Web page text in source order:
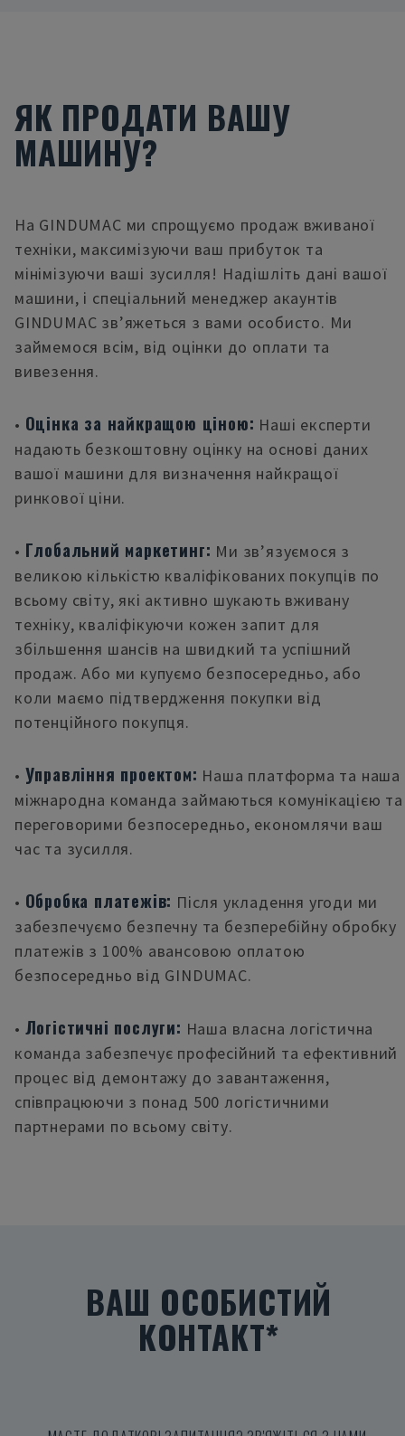
ЯК ПРОДАТИ ВАШУ
МАШИНУ?
На GINDUMAC ми спрощуємо продаж вживаної
техніки, максимізуючи ваш прибуток та
мінімізуючи ваші зусилля! Надішліть дані вашої
машини, і спеціальний менеджер акаунтів
GINDUMAC зв’яжеться з вами особисто. Ми
займемося всім, від оцінки до оплати та
вивезення.
• Оцінка за найкращою ціною: Наші експерти
надають безкоштовну оцінку на основі даних
вашої машини для визначення найкращої
ринкової ціни.
• Глобальний маркетинг: Ми зв’язуємося з
великою кількістю кваліфікованих покупців по
всьому світу, які активно шукають вживану
техніку, кваліфікуючи кожен запит для
збільшення шансів на швидкий та успішний
продаж. Або ми купуємо безпосередньо, або
коли маємо підтвердження покупки від
потенційного покупця.
• Управління проектом: Наша платформа та наша
міжнародна команда займаються комунікацією та
переговорими безпосередньо, економлячи ваш
час та зусилля.
• Обробка платежів: Після укладення угоди ми
забезпечуємо безпечну та безперебійну обробку
платежів з 100% авансовою оплатою
безпосередньо від GINDUMAC.
• Логістичні послуги: Наша власна логістична
команда забезпечує професійний та ефективний
процес від демонтажу до завантаження,
співпрацюючи з понад 500 логістичними
партнерами по всьому світу.
ВАШ ОСОБИСТИЙ
КОНТАКТ*